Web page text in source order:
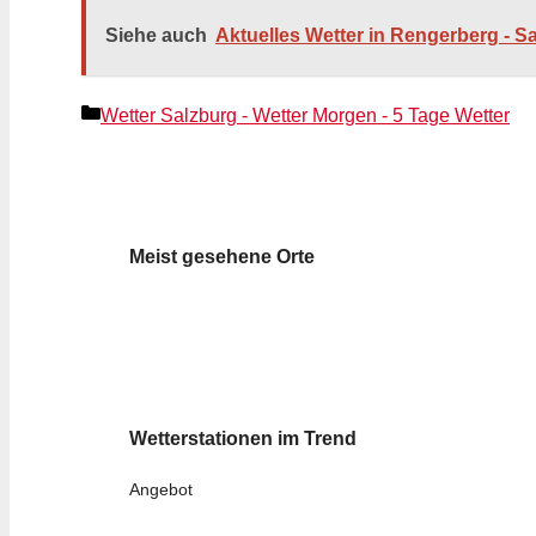
Siehe auch Aktuelles Wetter in Rengerberg -
Kategorien
Wetter Salzburg - Wetter Morgen - 5 Tage Wetter
Meist gesehene Orte
Wetterstationen im Trend
Angebot